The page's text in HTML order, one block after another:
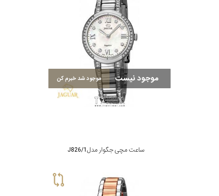
موجود نیست موجود شد خبرم کن
ساعت مچی جگوار مدل J826/1